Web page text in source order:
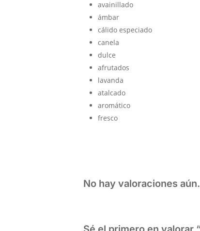
avainillado
ámbar
cálido especiado
canela
dulce
afrutados
lavanda
atalcado
aromático
fresco
No hay valoraciones aún.